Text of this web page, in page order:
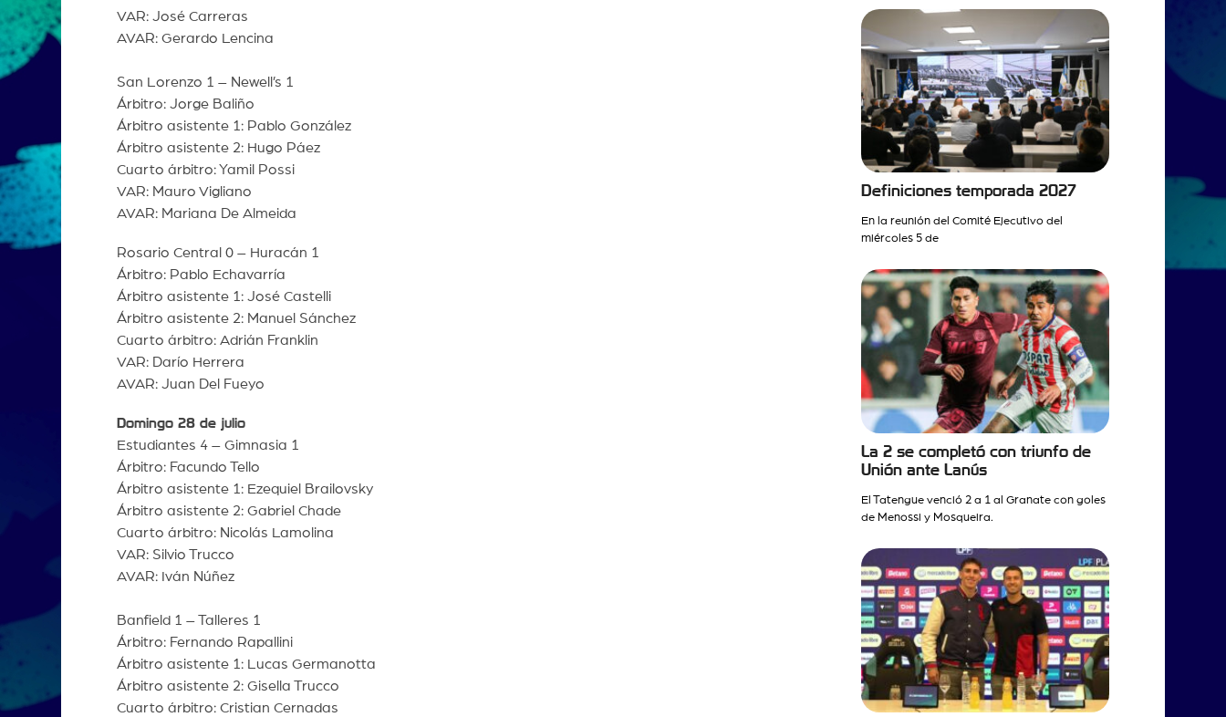
VAR: José Carreras
AVAR: Gerardo Lencina
San Lorenzo 1 – Newell’s 1
Árbitro: Jorge Baliño
Árbitro asistente 1: Pablo González
Árbitro asistente 2: Hugo Páez
Cuarto árbitro: Yamil Possi
VAR: Mauro Vigliano
AVAR: Mariana De Almeida
Rosario Central 0 – Huracán 1
Árbitro: Pablo Echavarría
Árbitro asistente 1: José Castelli
Árbitro asistente 2: Manuel Sánchez
Cuarto árbitro: Adrián Franklin
VAR: Darío Herrera
AVAR: Juan Del Fueyo
Domingo 28 de julio
Estudiantes 4 – Gimnasia 1
Árbitro: Facundo Tello
Árbitro asistente 1: Ezequiel Brailovsky
Árbitro asistente 2: Gabriel Chade
Cuarto árbitro: Nicolás Lamolina
VAR: Silvio Trucco
AVAR: Iván Núñez
Banfield 1 – Talleres 1
Árbitro: Fernando Rapallini
Árbitro asistente 1: Lucas Germanotta
Árbitro asistente 2: Gisella Trucco
Cuarto árbitro: Cristian Cernadas
Definiciones temporada 2027
En la reunión del Comité Ejecutivo del
miércoles 5 de
La 2 se completó con triunfo de
Unión ante Lanús
El Tatengue venció 2 a 1 al Granate con goles
de Menossi y Mosqueira.